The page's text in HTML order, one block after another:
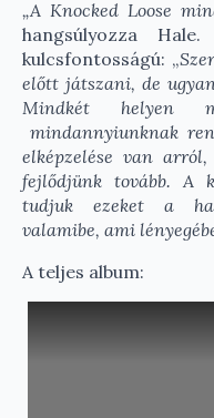
„A Knocked Loose
hangsúlyozza
kulcsfontosságú: „
előtt játszani, de
Mindkét helyen
mindannyiunknak
elképzelése van
fejlődjünk tovább. A
tudjuk ezeket a
valamibe, ami
A teljes album: